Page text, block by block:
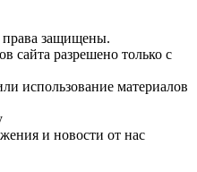
защищены.
сайта разрешено только с
использование материалов
и новости от нас